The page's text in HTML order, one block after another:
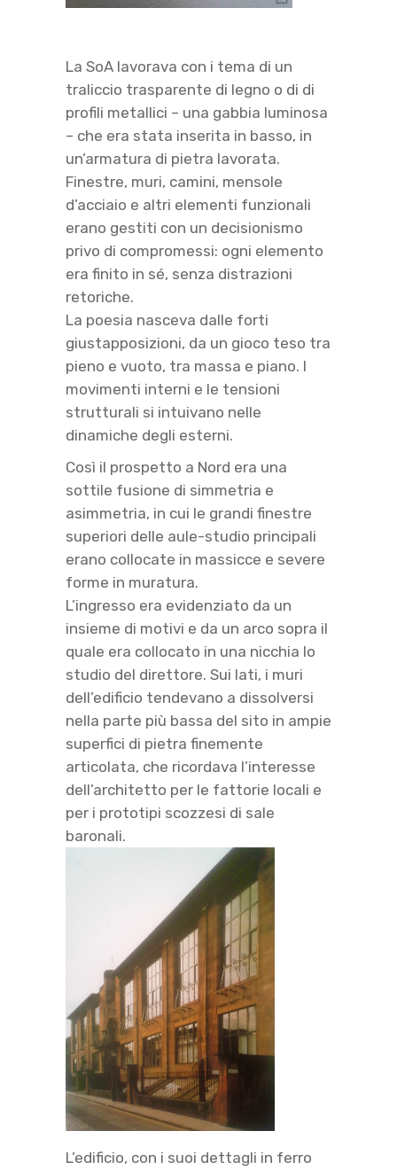
La SoA lavorava con i tema di un
traliccio trasparente di legno o di di
profili metallici – una gabbia luminosa
– che era stata inserita in basso, in
un’armatura di pietra lavorata.
Finestre, muri, camini, mensole
d’acciaio e altri elementi funzionali
erano gestiti con un decisionismo
privo di compromessi: ogni elemento
era finito in sé, senza distrazioni
retoriche.
La poesia nasceva dalle forti
giustapposizioni, da un gioco teso tra
pieno e vuoto, tra massa e piano. I
movimenti interni e le tensioni
strutturali si intuivano nelle
dinamiche degli esterni.
Così il prospetto a Nord era una
sottile fusione di simmetria e
asimmetria, in cui le grandi finestre
superiori delle aule-studio principali
erano collocate in massicce e severe
forme in muratura.
L’ingresso era evidenziato da un
insieme di motivi e da un arco sopra il
quale era collocato in una nicchia lo
studio del direttore. Sui lati, i muri
dell’edificio tendevano a dissolversi
nella parte più bassa del sito in ampie
superfici di pietra finemente
articolata, che ricordava l’interesse
dell’architetto per le fattorie locali e
per i prototipi scozzesi di sale
baronali.
L’edificio, con i suoi dettagli in ferro